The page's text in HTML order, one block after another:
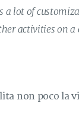
a lot of
activities on
non poco la